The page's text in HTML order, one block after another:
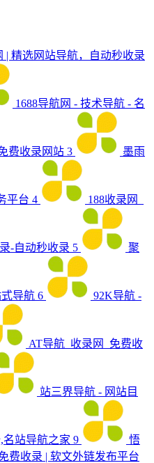
| 精选网站导航，自动秒收录
1688导航网 - 技术导航 - 名
费收录网站 3 墨雨
平台 4 188收录网_
-自动秒收录 5 聚
导航 6 92K导航 -
AT导航_收录网_免费收
站三界导航 - 网站目
名站导航之家 9
悟
费收录 | 软文外链发布平台